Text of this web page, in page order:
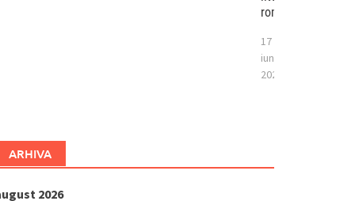
românesc
17
iunie
2026
ARHIVA
2026